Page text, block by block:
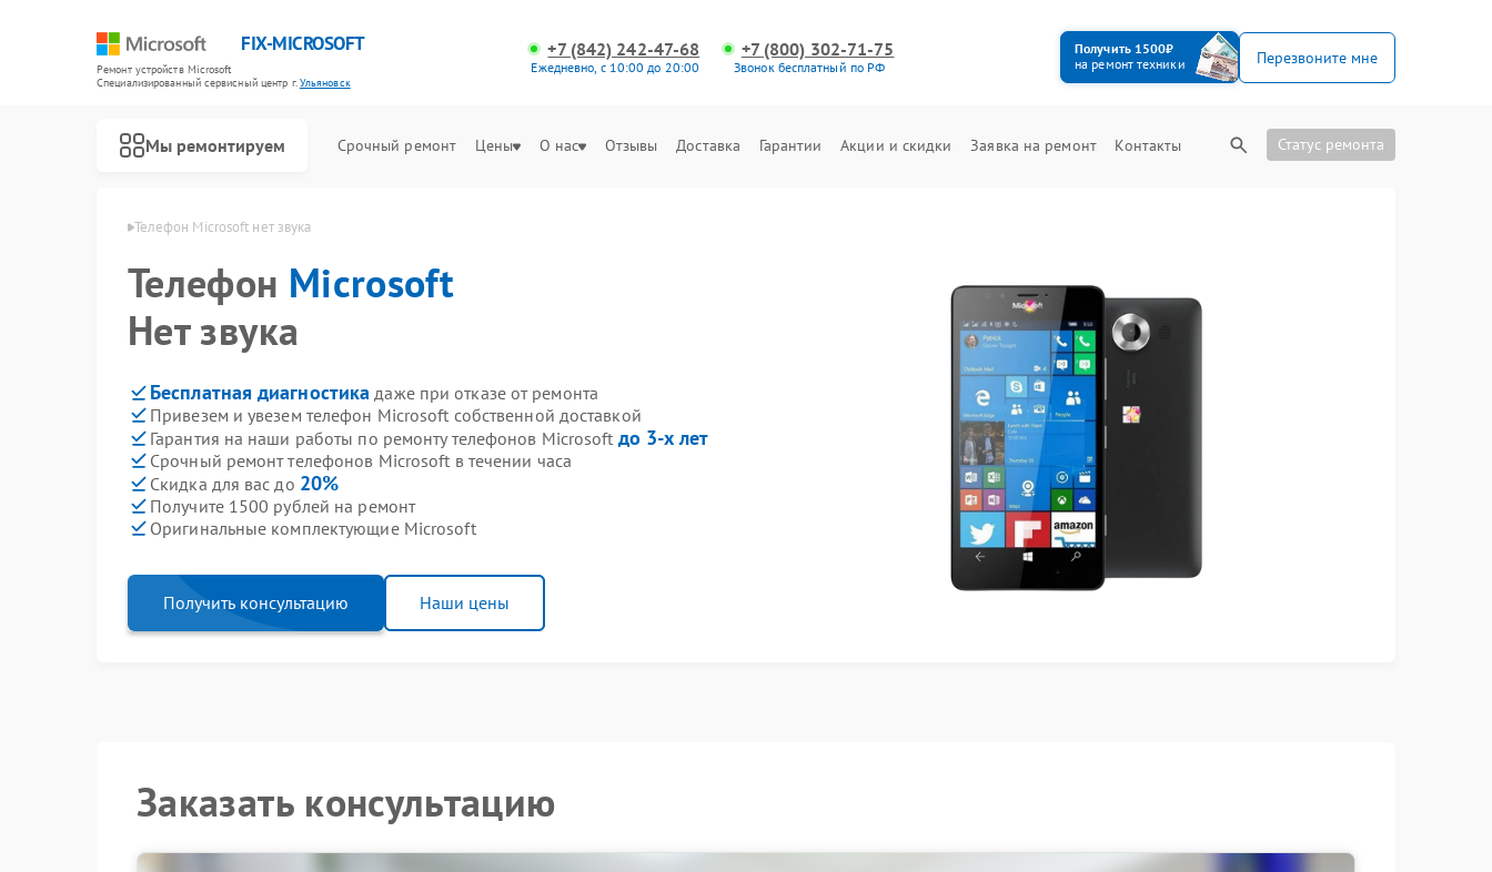
FIX-MICROSOFT
Ремонт устройств Microsoft
Специализированный cервисный центр г.Ульяновск
+7 (842) 242-47-68
Ежедневно, с 10:00 до 20:00
+7 (800) 302-71-75
Звонок бесплатный по РФ
Получить 1500₽
на ремонт техники
Перезвоните мне
Мы ремонтируем Срочный ремонт Цены О нас Отзывы Доставка Гарантии Акции и скидки Заявка на ремонт Контакты Статус ремонта
Телефон Microsoft нет звука
Телефон Microsoft
Нет звука
Бесплатная диагностика даже при отказе от ремонта
Привезем и увезем телефон Microsoft собственной доставкой
Гарантия на наши работы по ремонту телефонов Microsoft до 3-х лет
Срочный ремонт телефонов Microsoft в течении часа
Скидка для вас до 20%
Получите 1500 рублей на ремонт
Оригинальные комплектующие Microsoft
Получить консультацию Наши цены
Заказать консультацию